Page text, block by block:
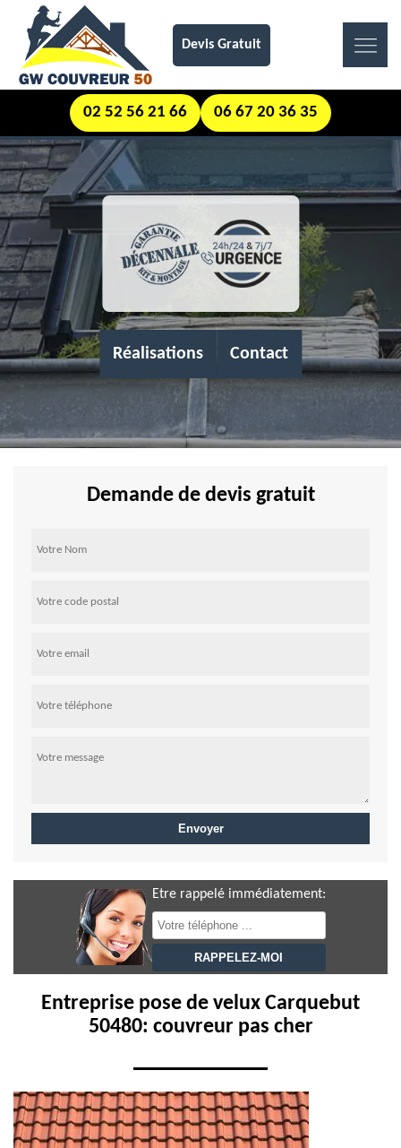
Devis Gratuit
02 52 56 21 66 06 67 20 36 35
Réalisations Contact
Demande de devis gratuit
Etre rappelé immédiatement:
Entreprise pose de velux Carquebut
50480: couvreur pas cher